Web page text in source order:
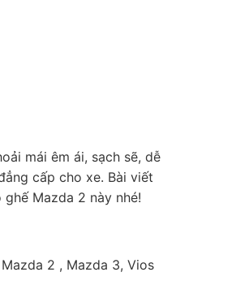
mái êm ái, sạch sẽ, dễ
cấp cho xe. Bài viết
Mazda 2 này nhé!
2 , Mazda 3, Vios